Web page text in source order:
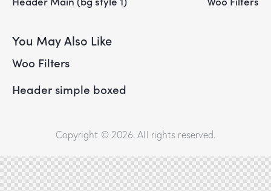
You May Also Like
Woo Filters
Header simple boxed
Copyright © 2026. All rights reserved.